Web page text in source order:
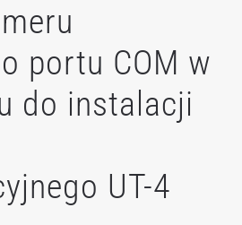
portu COM w
do instalacji
UT-4